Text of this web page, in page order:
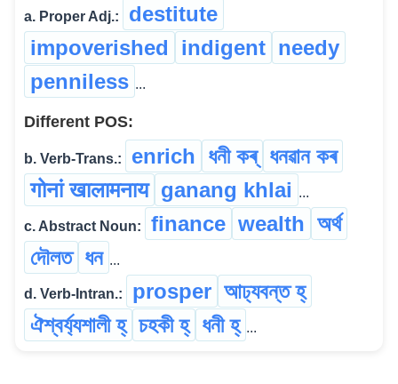
a. Proper Adj.:
destitute
impoverished
indigent needy
penniless ...
Different POS:
b. Verb-Trans.: enrich ধনী কৰ্ ধনৱান কৰ
गोनां खालामनाय ganang khlai ...
c. Abstract Noun: finance wealth অৰ্থ
দৌলত ধন ...
d. Verb-Intran.: prosper আঢ্যবন্ত হ্
ঐশ্বৰ্য্যশালী হ্ চহকী হ্ ধনী হ্ ...